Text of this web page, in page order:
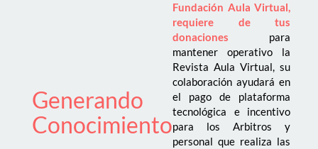
Generando
Conocimiento
Fundación Aula Virtual,
requiere de tus
donaciones
para
mantener operativo la
Revista Aula Virtual, su
colaboración ayudará en
el pago de plataforma
tecnológica e incentivo
para los Arbitros y
personal que realiza las